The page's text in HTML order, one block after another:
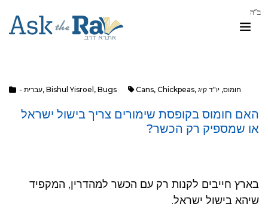
- עברית, Bishul Yisroel , Bugs Cans, Chickpeas, חומוס, יו"ד קיג
האם חומוס ב‏קופסת שימורים צריך בישול ישראל
‏או שמספיק רק הכשר?
בארץ חייבים לקנות רק עם הכשר למהדרין, המקפיד
שיהא בישול ישראל.